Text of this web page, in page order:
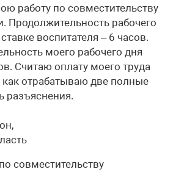
работу по совместительству
Продолжительность рабочего
воспитателя – 6 часов.
моего рабочего дня
Считаю оплату моего труда
как отрабатываю две полные
разъяснения.
совместительству